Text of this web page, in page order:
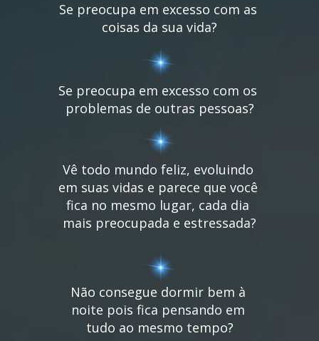
Se preocupa em excesso com os
problemas de outras pessoas?
Vê todo mundo feliz, evoluindo
em suas vidas e parece que você
fica no mesmo lugar, cada dia
mais preocupada e estressada?
Não consegue dormir bem à
noite pois fica pensando em
tudo ao mesmo tempo?
Se preocupa em excesso com as
coisas da sua vida?